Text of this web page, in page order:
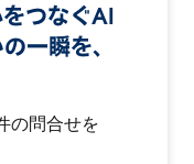
つなぐAI
一瞬を、
の問合せを